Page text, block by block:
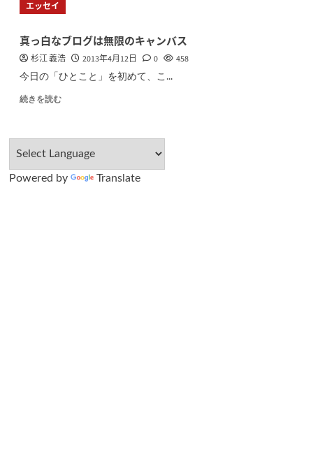
エッセイ
真っ白なブログは無限のキャンバス
杉江 義浩 2013年4月12日 0 458
今日の「ひとこと」を初めて、こ...
続きを読む
Powered by Translate